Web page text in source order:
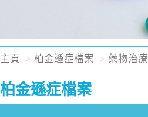
主頁 柏金遜症檔案 藥物治療
柏金遜症檔案